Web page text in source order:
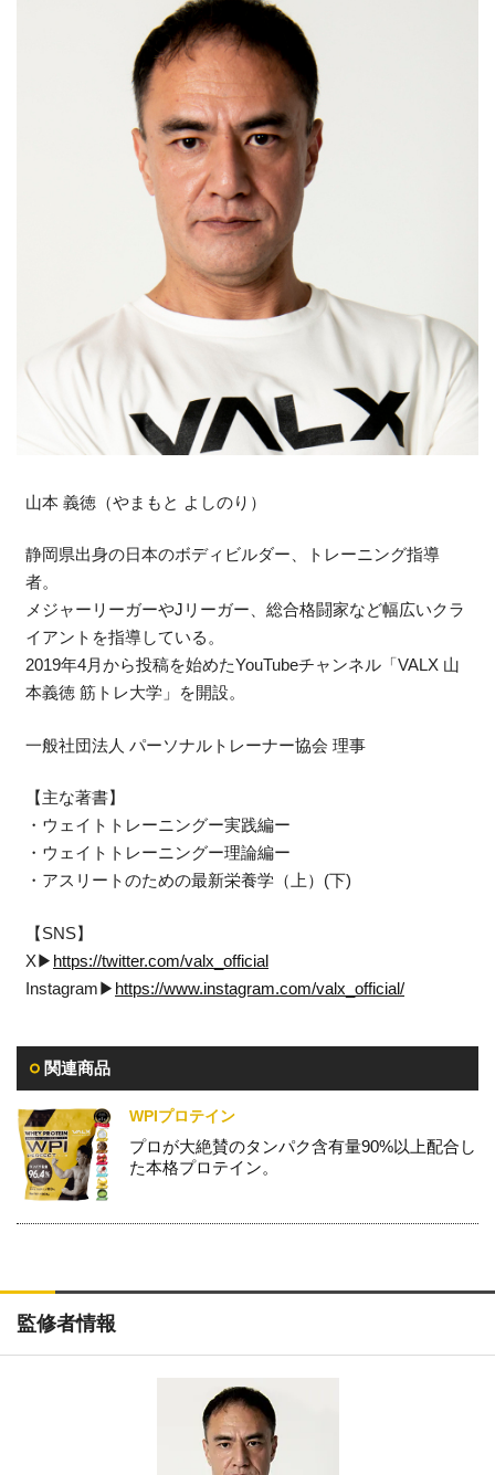
山本 義徳（やまもと よしのり）
静岡県出身の日本のボディビルダー、トレーニング指導
者。
メジャーリーガーやJリーガー、総合格闘家など幅広いクラ
イアントを指導している。
2019年4月から投稿を始めたYouTubeチャンネル「VALX 山
本義徳 筋トレ大学」を開設。
一般社団法人 パーソナルトレーナー協会 理事
【主な著書】
・ウェイトトレーニングー実践編ー
・ウェイトトレーニングー理論編ー
・アスリートのための最新栄養学（上）(下)
【SNS】
X▶︎ https://twitter.com/valx_official
Instagram▶︎ https://www.instagram.com/valx_official/
関連商品
WPIプロテイン
プロが大絶賛のタンパク含有量90%以上配合し
た本格プロテイン。
監修者情報